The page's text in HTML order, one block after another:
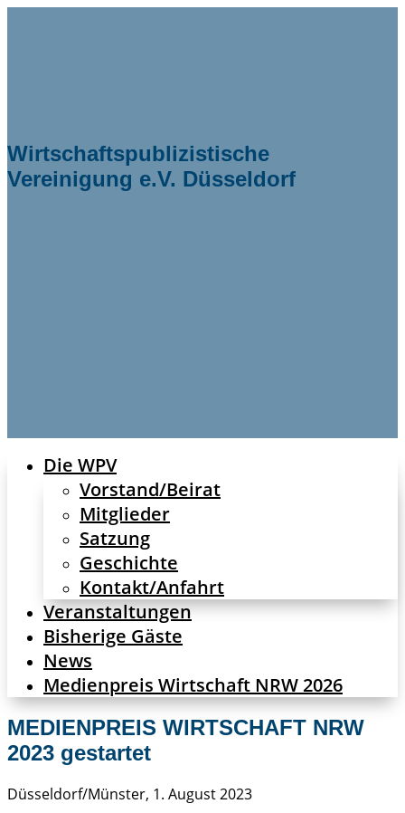
Wirtschaftspublizistische
Vereinigung e.V. Düsseldorf
Die WPV
Vorstand/Beirat
Mitglieder
Satzung
Geschichte
Kontakt/Anfahrt
Veranstaltungen
Bisherige Gäste
News
Medienpreis Wirtschaft NRW 2026
MEDIENPREIS WIRTSCHAFT NRW
2023 gestartet
Düsseldorf/Münster, 1. August 2023